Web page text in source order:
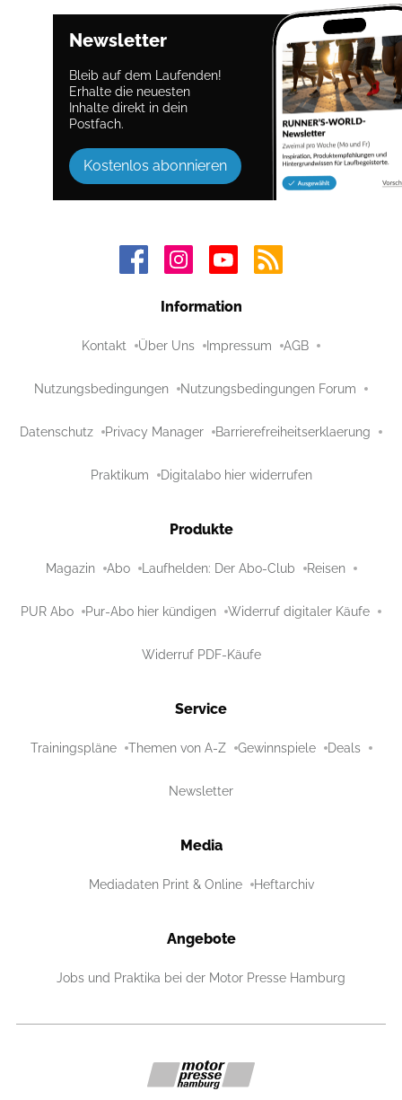
Newsletter
Bleib auf dem Laufenden!
Erhalte die neuesten
Inhalte direkt in dein
Postfach.
Kostenlos abonnieren
Information
Kontakt Über Uns Impressum AGB
Nutzungsbedingungen Nutzungsbedingungen Forum
Datenschutz Privacy Manager Barrierefreiheitserklaerung
Praktikum Digitalabo hier widerrufen
Produkte
Magazin Abo Laufhelden: Der Abo-Club Reisen
PUR Abo Pur-Abo hier kündigen Widerruf digitaler Käufe
Widerruf PDF-Käufe
Service
Trainingspläne Themen von A-Z Gewinnspiele Deals
Newsletter
Media
Mediadaten Print & Online Heftarchiv
Angebote
Jobs und Praktika bei der Motor Presse Hamburg